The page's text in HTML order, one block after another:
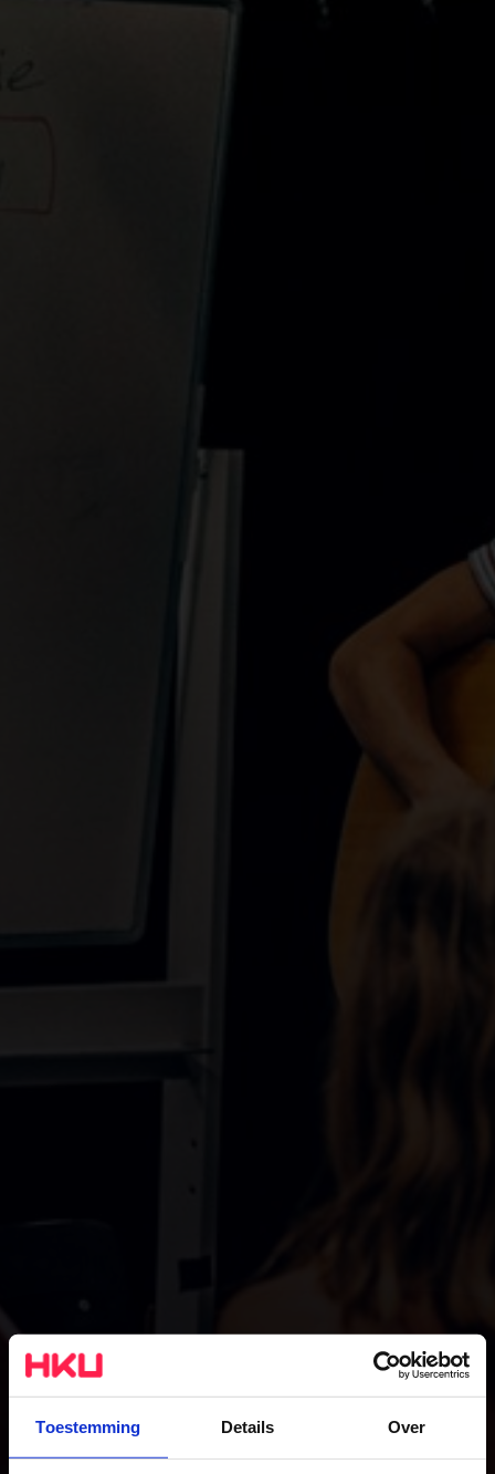
Toestemming Details Over